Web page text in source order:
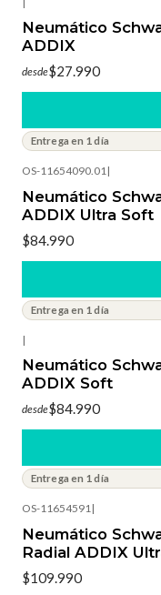
Neumático
ADDIX
desde$27.990
Entrega en 1 día
OS-11654090.01|
Neumático
ADDIX Ultra Soft
$84.990
Entrega en 1 día
|
Neumático
ADDIX Soft
desde$84.990
Entrega en 1 día
OS-11654591|
Neumático
Radial ADDIX
$109.990